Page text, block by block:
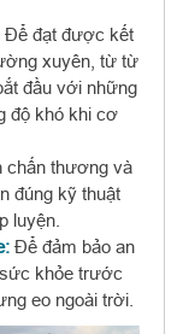
Để đạt được kết
xuyên, từ từ
đầu với những
độ khó khi cơ
chấn thương và
đúng kỹ thuật
luyện.
Để đảm bảo an
khỏe trước
eo ngoài trời.